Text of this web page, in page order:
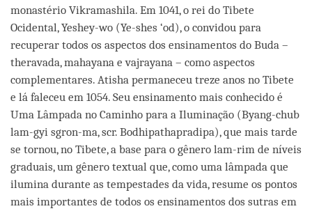
monastério Vikramashila. Em 1041, o rei do Tibete
Ocidental, Yeshey-wo (Ye-shes ‘od), o convidou para
recuperar todos os aspectos dos ensinamentos do Buda –
theravada, mahayana e vajrayana – como aspectos
complementares. Atisha permaneceu treze anos no Tibete
e lá faleceu em 1054. Seu ensinamento mais conhecido é
Uma Lâmpada no Caminho para a Iluminação (Byang-chub
lam-gyi sgron-ma, scr. Bodhipathapradipa), que mais tarde
se tornou, no Tibete, a base para o gênero lam-rim de níveis
graduais, um gênero textual que, como uma lâmpada que
ilumina durante as tempestades da vida, resume os pontos
mais importantes de todos os ensinamentos dos sutras em